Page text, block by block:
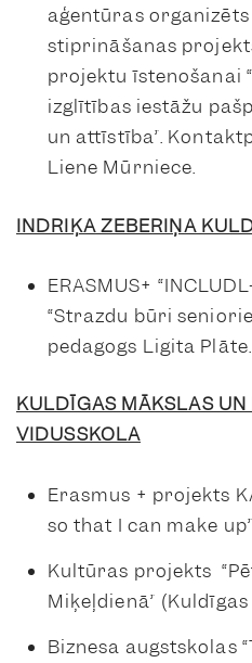
aģentūras
stiprināšanas
projektu īstenošanai
izglītības iestāžu
un attīstība”.
Liene Mūrniece.
INDRIĶA ZEBERIŅA
ERASMUS+
“Strazdu būri
pedagogs Ligita Plāte.
KULDĪGAS MĀKSLAS
VIDUSSKOLA
Erasmus + projekts
so that I can make
Kultūras projekts
Miķeļdienā”
Biznesa augstskolas